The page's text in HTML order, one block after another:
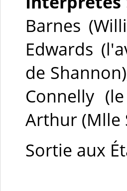
Barnes
Edwards
de
Connelly
Arthur (Mlle
Sortie aux